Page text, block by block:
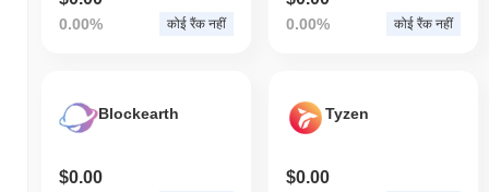
0.00% कोई रैंक नहीं 0.00% कोई रैंक नहीं
Blockearth
$0.00
Tyzen
$0.00